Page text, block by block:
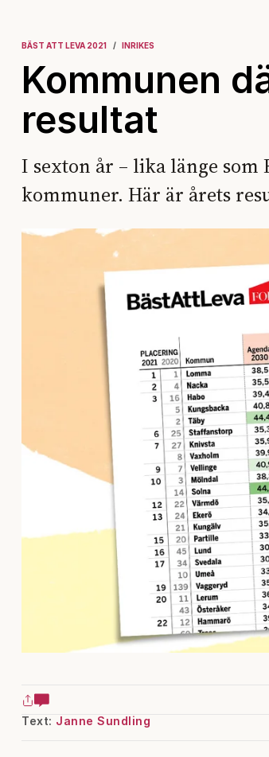
BÄST ATT LEVA 2021 INRIKES
Kommunen
resultat
I sexton år – lika länge
kommuner. Här är årets
Text: Janne Sundling